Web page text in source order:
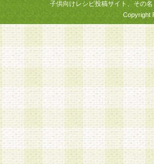
子供向けレシピ投稿サイト、その
Copyright